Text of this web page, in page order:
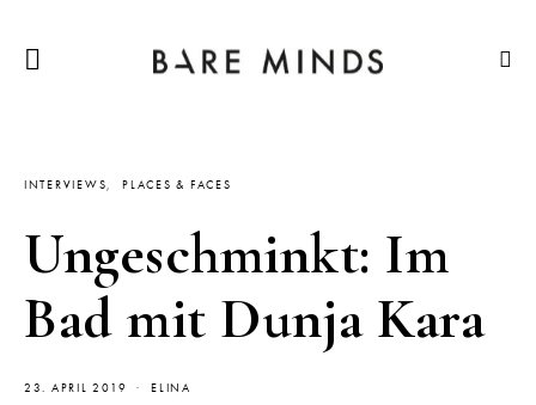
INTERVIEWS PLACES & FACES
Ungeschminkt: Im
Bad mit Dunja Kara
23. APRIL 2019 ELINA